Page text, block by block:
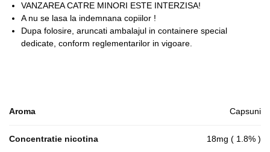
VANZAREA CATRE MINORI ESTE INTERZISA!
A nu se lasa la indemnana copiilor !
Dupa folosire, aruncati ambalajul in containere special
dedicate, conform reglementarilor in vigoare.
Aroma Capsuni
Concentratie nicotina 18mg ( 1.8% )